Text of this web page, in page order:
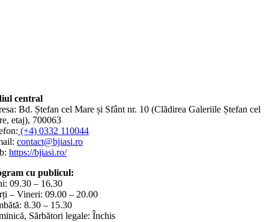
central
Bd. Ștefan cel Mare și Sfânt nr. 10 (Clădirea Galeriile Ștefan cel
etaj), 700063
(+4) 0332 110044
contact@bjiasi.ro
https://bjiasi.ro/
cu publicul:
09.30 – 16.30
– Vineri: 09.00 – 20.00
8.30 – 15.30
Sărbători legale: Închis